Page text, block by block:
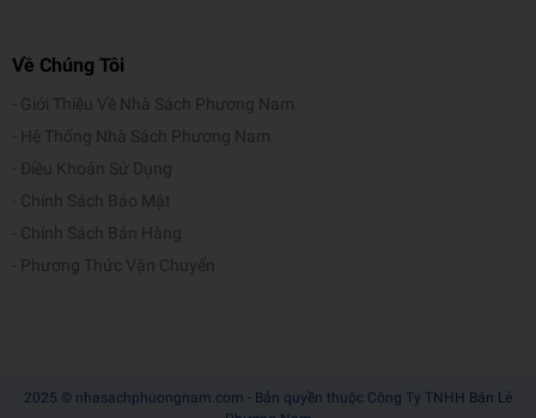
Về Chúng Tôi
Giới Thiệu Về Nhà Sách Phương Nam
Hệ Thống Nhà Sách Phương Nam
Điều Khoản Sử Dụng
Chính Sách Bảo Mật
Chính Sách Bán Hàng
Phương Thức Vận Chuyển
2025 © nhasachphuongnam.com - Bản quyền thuộc Công Ty TNHH Bán Lẻ